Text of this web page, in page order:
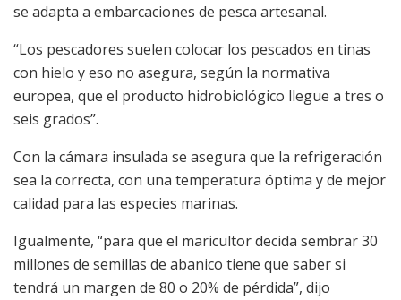
se adapta a embarcaciones de pesca artesanal.
“Los pescadores suelen colocar los pescados en tinas
con hielo y eso no asegura, según la normativa
europea, que el producto hidrobiológico llegue a tres o
seis grados”.
Con la cámara insulada se asegura que la refrigeración
sea la correcta, con una temperatura óptima y de mejor
calidad para las especies marinas.
Igualmente, “para que el maricultor decida sembrar 30
millones de semillas de abanico tiene que saber si
tendrá un margen de 80 o 20% de pérdida”, dijo